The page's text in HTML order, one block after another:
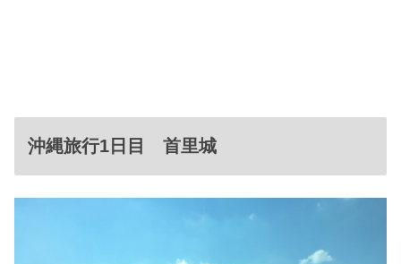
沖縄旅行1日目 首里城